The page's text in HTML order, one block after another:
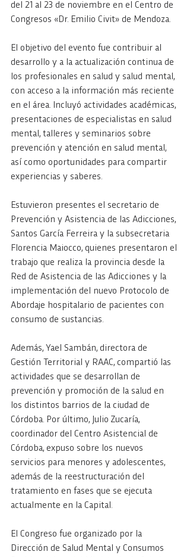
del 21 al 23 de noviembre en el Centro de
Congresos «Dr. Emilio Civit» de Mendoza.
El objetivo del evento fue contribuir al
desarrollo y a la actualización continua de
los profesionales en salud y salud mental,
con acceso a la información más reciente
en el área. Incluyó actividades académicas,
presentaciones de especialistas en salud
mental, talleres y seminarios sobre
prevención y atención en salud mental,
así como oportunidades para compartir
experiencias y saberes.
Estuvieron presentes el secretario de
Prevención y Asistencia de las Adicciones,
Santos García Ferreira y la subsecretaria
Florencia Maiocco, quienes presentaron el
trabajo que realiza la provincia desde la
Red de Asistencia de las Adicciones y la
implementación del nuevo Protocolo de
Abordaje hospitalario de pacientes con
consumo de sustancias.
Además, Yael Sambán, directora de
Gestión Territorial y RAAC, compartió las
actividades que se desarrollan de
prevención y promoción de la salud en
los distintos barrios de la ciudad de
Córdoba. Por último, Julio Zucaría,
coordinador del Centro Asistencial de
Córdoba, expuso sobre los nuevos
servicios para menores y adolescentes,
además de la reestructuración del
tratamiento en fases que se ejecuta
actualmente en la Capital.
El Congreso fue organizado por la
Dirección de Salud Mental y Consumos